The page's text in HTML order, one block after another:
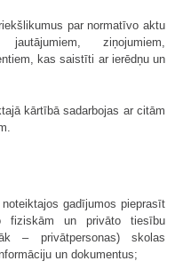
par normatīvo aktu
ziņojumiem,
kas saistīti ar ierēdņu un
kārtībā sadarbojas ar citām
gadījumos pieprasīt
un privāto tiesību
– privātpersonas) skolas
un dokumentus;